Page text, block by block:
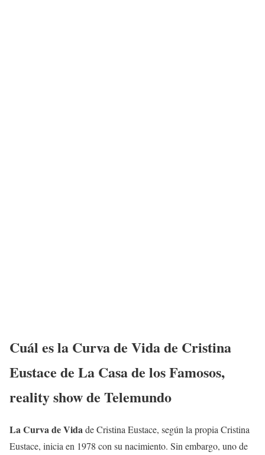
Cuál es la Curva de Vida de Cristina
Eustace de La Casa de los Famosos,
reality show de Telemundo
La Curva de Vidade Cristina Eustace, según la propia Cristina
Eustace, inicia en 1978 con su nacimiento. Sin embargo, uno de